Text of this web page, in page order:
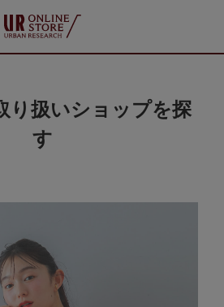
り扱いショップを探
す